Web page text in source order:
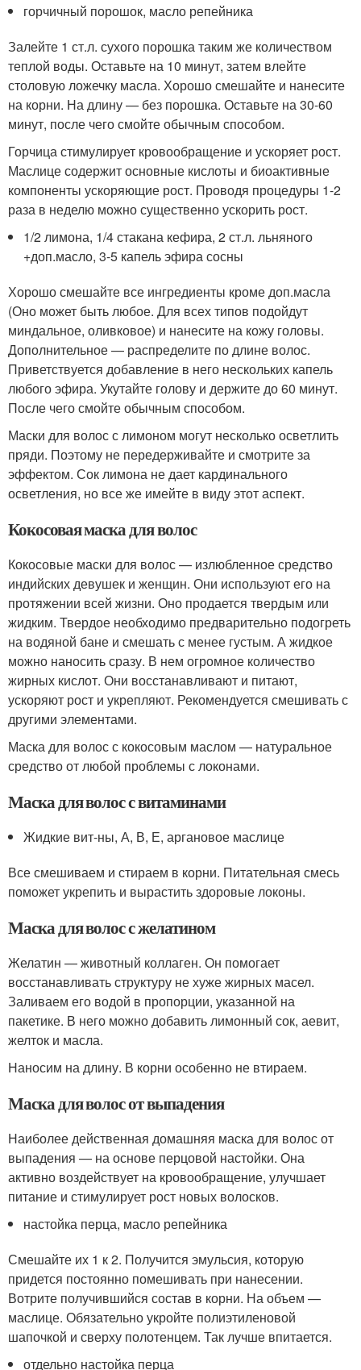
горчичный порошок, масло репейника
Залейте 1 ст.л. сухого порошка таким же количеством
теплой воды. Оставьте на 10 минут, затем влейте
столовую ложечку масла. Хорошо смешайте и нанесите
на корни. На длину — без порошка. Оставьте на 30-60
минут, после чего смойте обычным способом.
Горчица стимулирует кровообращение и ускоряет рост.
Маслице содержит основные кислоты и биоактивные
компоненты ускоряющие рост. Проводя процедуры 1-2
раза в неделю можно существенно ускорить рост.
1/2 лимона, 1/4 стакана кефира, 2 ст.л. льняного
+доп.масло, 3-5 капель эфира сосны
Хорошо смешайте все ингредиенты кроме доп.масла
(Оно может быть любое. Для всех типов подойдут
миндальное, оливковое) и нанесите на кожу головы.
Дополнительное — распределите по длине волос.
Приветствуется добавление в него нескольких капель
любого эфира. Укутайте голову и держите до 60 минут.
После чего смойте обычным способом.
Маски для волос с лимоном могут несколько осветлить
пряди. Поэтому не передерживайте и смотрите за
эффектом. Сок лимона не дает кардинального
осветления, но все же имейте в виду этот аспект.
Кокосовая маска для волос
Кокосовые маски для волос — излюбленное средство
индийских девушек и женщин. Они используют его на
протяжении всей жизни. Оно продается твердым или
жидким. Твердое необходимо предварительно подогреть
на водяной бане и смешать с менее густым. А жидкое
можно наносить сразу. В нем огромное количество
жирных кислот. Они восстанавливают и питают,
ускоряют рост и укрепляют. Рекомендуется смешивать с
другими элементами.
Маска для волос с кокосовым маслом — натуральное
средство от любой проблемы с локонами.
Маска для волос с витаминами
Жидкие вит-ны, А, В, Е, аргановое маслице
Все смешиваем и стираем в корни. Питательная смесь
поможет укрепить и вырастить здоровые локоны.
Маска для волос с желатином
Желатин — животный коллаген. Он помогает
восстанавливать структуру не хуже жирных масел.
Заливаем его водой в пропорции, указанной на
пакетике. В него можно добавить лимонный сок, аевит,
желток и масла.
Наносим на длину. В корни особенно не втираем.
Маска для волос от выпадения
Наиболее действенная домашняя маска для волос от
выпадения — на основе перцовой настойки. Она
активно воздействует на кровообращение, улучшает
питание и стимулирует рост новых волосков.
настойка перца, масло репейника
Смешайте их 1 к 2. Получится эмульсия, которую
придется постоянно помешивать при нанесении.
Вотрите получившийся состав в корни. На объем —
маслице. Обязательно укройте полиэтиленовой
шапочкой и сверху полотенцем. Так лучше впитается.
отдельно настойка перца